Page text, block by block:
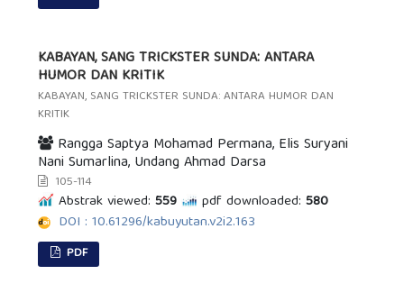
KABAYAN, SANG TRICKSTER SUNDA: ANTARA
HUMOR DAN KRITIK
KABAYAN, SANG TRICKSTER SUNDA: ANTARA HUMOR DAN
KRITIK
Rangga Saptya Mohamad Permana, Elis Suryani
Nani Sumarlina, Undang Ahmad Darsa
105-114
Abstrak viewed: 559 pdf downloaded: 580
DOI : 10.61296/kabuyutan.v2i2.163
PDF